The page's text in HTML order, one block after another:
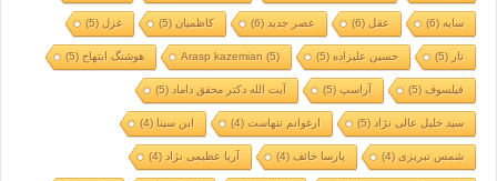
سایه(6) عقل (6) عصر جدید (6) کاظمیان(5) غزل (5)
تار (5) حسین علیزاده(5)
Arasp kazemian (5) هوشنگ ابتهاج(5)
فیلسوف(5) آراسپ(5) آیت الله دکتر محقق داماد (5)
سید خلیل عالی نژاد (5) ارغوانم تنهاست(4) ابن سینا (4)
شمس تبریزی(4) پارسا خائف(4) آریا عظیمی نژاد (4)